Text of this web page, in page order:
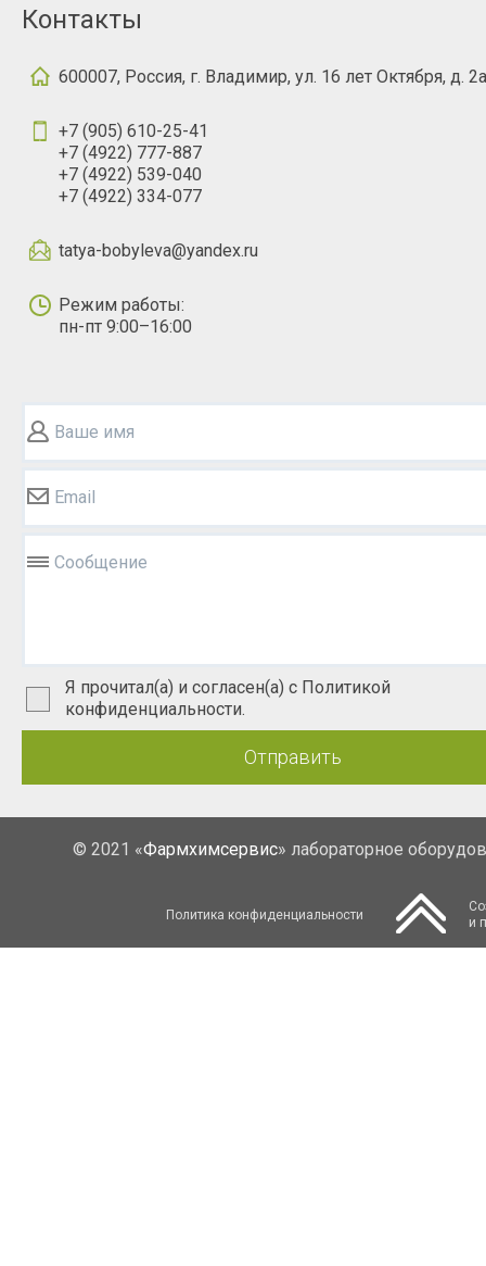
Контакты
600007, Россия, г. Владимир, ул. 16 лет Октября, д. 2а
+7 (905) 610-25-41
+7 (4922) 777-887
+7 (4922) 539-040
+7 (4922) 334-077
tatya-bobyleva@yandex.ru
Режим работы:
пн-пт 9:00–16:00
Ваше имя
Email
Сообщение
Я прочитал(а) и согласен(а) с Политикой
конфиденциальности.
Отправить
© 2021 «Фармхимсервис» лабораторное
Политика конфиденциальности
и